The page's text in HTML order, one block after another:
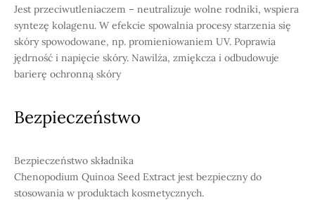
Jest przeciwutleniaczem – neutralizuje wolne rodniki, wspiera
syntezę kolagenu. W efekcie spowalnia procesy starzenia się
skóry spowodowane, np. promieniowaniem UV. Poprawia
jędrność i napięcie skóry. Nawilża, zmiękcza i odbudowuje
barierę ochronną skóry
Bezpieczeństwo
Bezpieczeństwo składnika
Chenopodium Quinoa Seed Extract jest bezpieczny do
stosowania w produktach kosmetycznych.